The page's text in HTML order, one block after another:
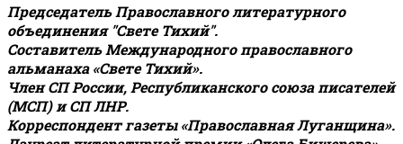
Председатель Православного литературного
объединения "Свете Тихий".
Составитель Международного православного
альманаха «Свете Тихий».
Член СП России, Республиканского союза писателей
(МСП) и СП ЛНР.
Корреспондент газеты «Православная Луганщина».